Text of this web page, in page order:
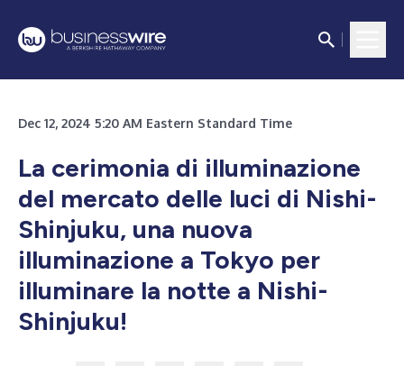
Dec 12, 2024 5:20 AM Eastern Standard Time
La cerimonia di illuminazione
del mercato delle luci di Nishi-
Shinjuku, una nuova
illuminazione a Tokyo per
illuminare la notte a Nishi-
Shinjuku!